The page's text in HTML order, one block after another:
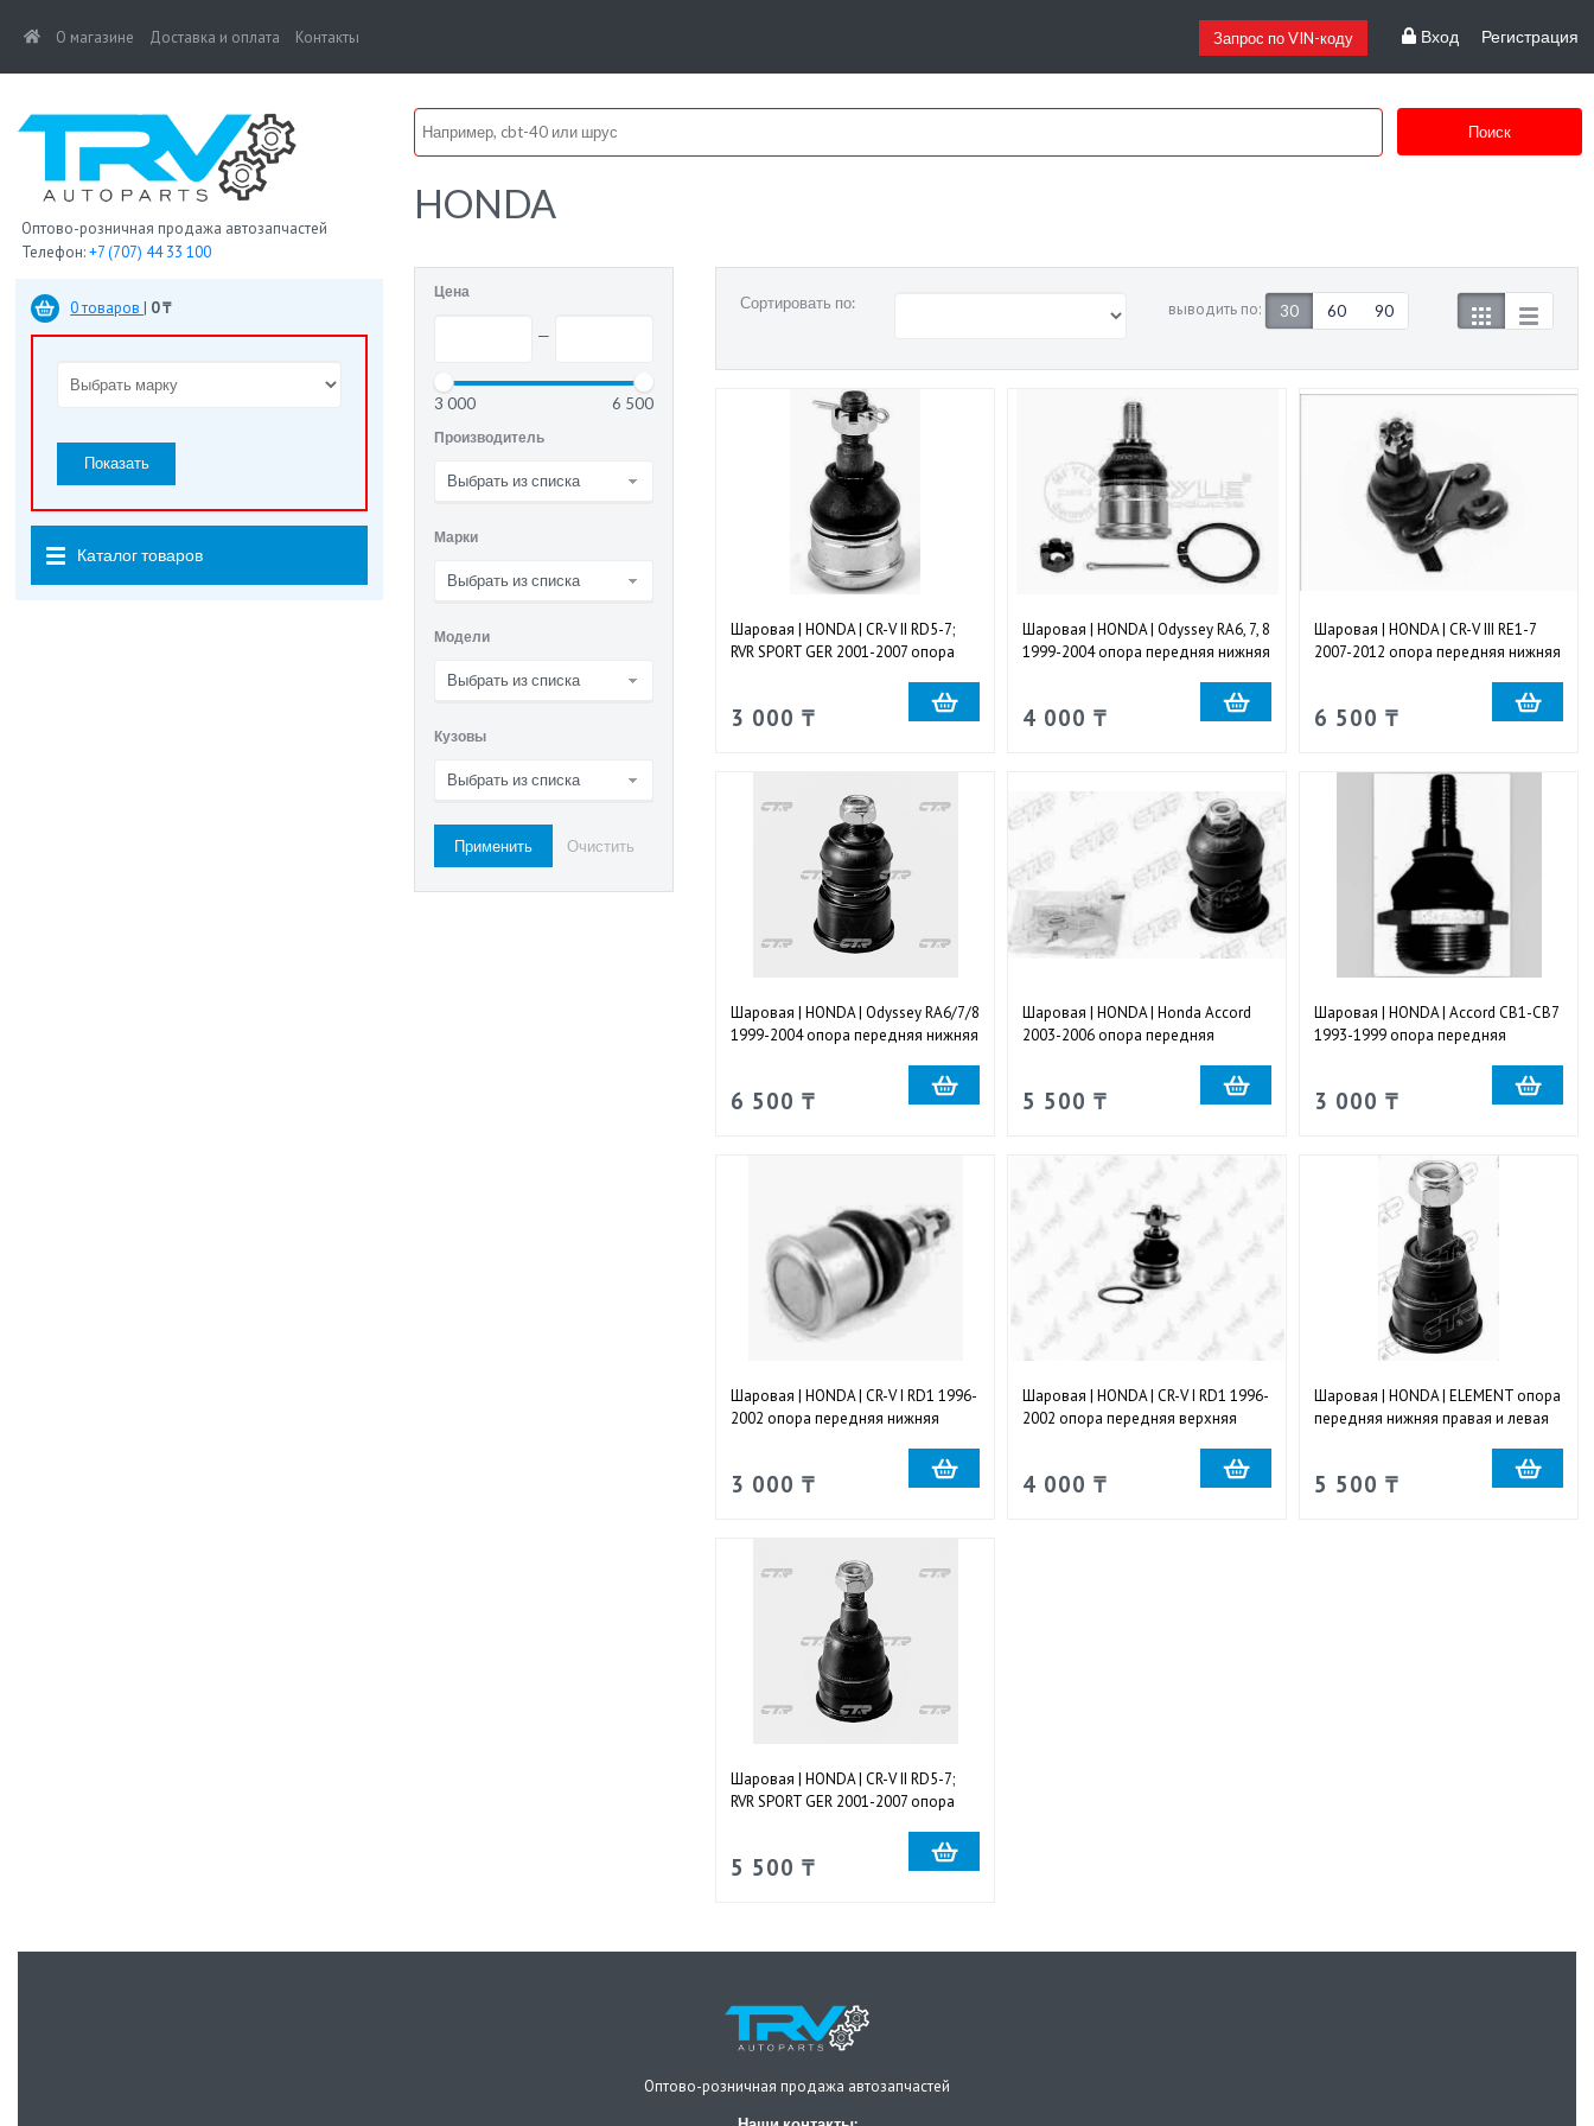
(current)
О магазине Доставка и оплата Контакты Запрос по VIN-коду Вход Регистрация
Оптово-розничная продажа автозапчастей
Телефон:+7 (707) 44 33 100
0 товаров | 0 ₸
Показать
Каталог товаров
Поиск
HONDA
Цена
—
3 000 6 500
Производитель
Выбрать из списка
Марки
Выбрать из списка
Модели
Выбрать из списка
Кузовы
Выбрать из списка
Сортировать по: выводить по: 30 60 90
Шаровая | HONDA | CR-V II RD5-7;
RVR SPORT GER 2001-2007 опора
3 000 ₸
Шаровая | HONDA | Odyssey RA6, 7, 8
1999-2004 опора передняя нижняя
4 000 ₸
Шаровая | HONDA | CR-V III RE1-7
2007-2012 опора передняя нижняя
6 500 ₸
Шаровая | HONDA | Odyssey RA6/7/8
1999-2004 опора передняя нижняя
6 500 ₸
Шаровая | HONDA | Honda Accord
2003-2006 опора передняя
5 500 ₸
Шаровая | HONDA | Accord CB1-CB7
1993-1999 опора передняя
3 000 ₸
Шаровая | HONDA | CR-V I RD1 1996-
2002 опора передняя нижняя
3 000 ₸
Шаровая | HONDA | CR-V I RD1 1996-
2002 опора передняя верхняя
4 000 ₸
Шаровая | HONDA | ELEMENT опора
передняя нижняя правая и левая
5 500 ₸
Шаровая | HONDA | CR-V II RD5-7;
RVR SPORT GER 2001-2007 опора
5 500 ₸
Оптово-розничная продажа автозапчастей